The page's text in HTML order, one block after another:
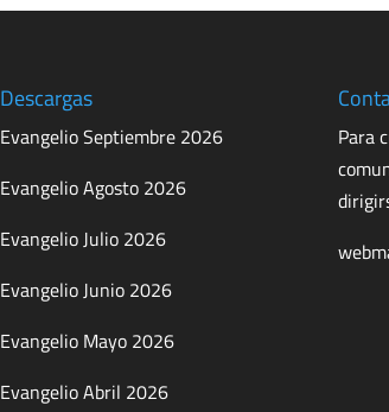
Descargas
Evangelio Septiembre 2026
Evangelio Agosto 2026
Evangelio Julio 2026
Evangelio Junio 2026
Evangelio Mayo 2026
Evangelio Abril 2026
Para